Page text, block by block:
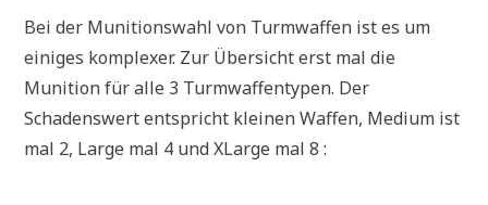
Bei der Munitionswahl von Turmwaffen ist es um
einiges komplexer. Zur Übersicht erst mal die
Munition für alle 3 Turmwaffentypen. Der
Schadenswert entspricht kleinen Waffen, Medium ist
mal 2, Large mal 4 und XLarge mal 8 :